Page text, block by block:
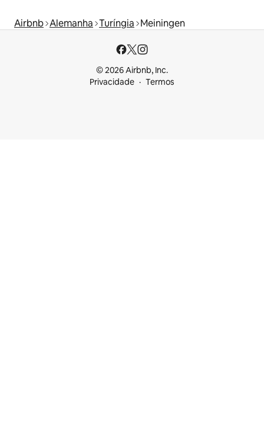
Airbnb Alemanha Turíngia Meiningen
© 2026 Airbnb, Inc.
Privacidade
Termos